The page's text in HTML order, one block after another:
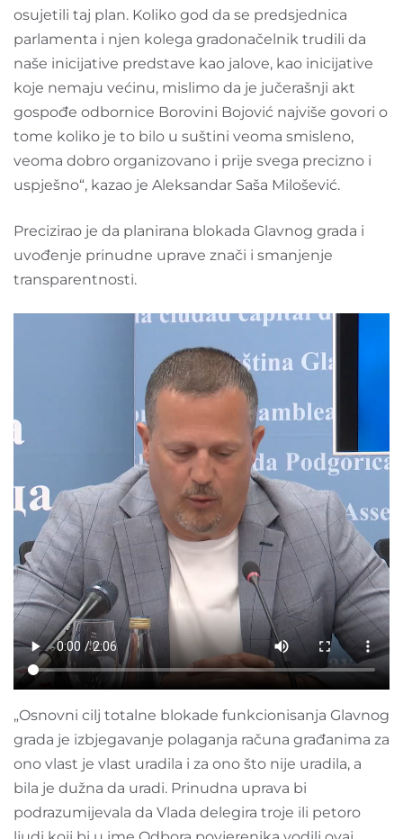
osujetili taj plan. Koliko god da se predsjednica
parlamenta i njen kolega gradonačelnik trudili da
naše inicijative predstave kao jalove, kao inicijative
koje nemaju većinu, mislimo da je jučerašnji akt
gospođe odbornice Borovini Bojović najviše govori o
tome koliko je to bilo u suštini veoma smisleno,
veoma dobro organizovano i prije svega precizno i
uspješno“, kazao je Aleksandar Saša Milošević.
Precizirao je da planirana blokada Glavnog grada i
uvođenje prinudne uprave znači i smanjenje
transparentnosti.
„Osnovni cilj totalne blokade funkcionisanja Glavnog
grada je izbjegavanje polaganja računa građanima za
ono vlast je vlast uradila i za ono što nije uradila, a
bila je dužna da uradi. Prinudna uprava bi
podrazumijevala da Vlada delegira troje ili petoro